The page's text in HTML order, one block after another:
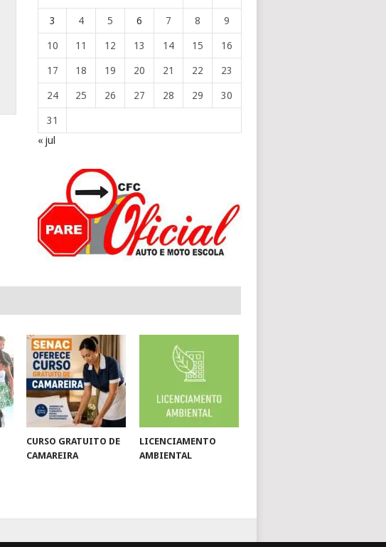
3 4 5 6 7 8 9
10 11 12 13 14 15 16
17 18 19 20 21 22 23
24 25 26 27 28 29 30
31
« jul
CURSO GRATUITO DE
CAMAREIRA
LICENCIAMENTO
AMBIENTAL